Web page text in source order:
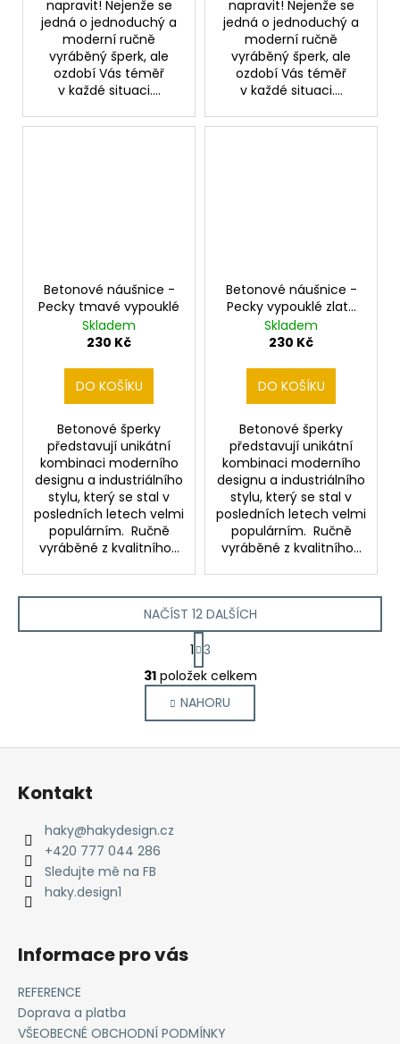
napravit! Nejenže se
jedná o jednoduchý a
moderní ručně
vyráběný šperk, ale
ozdobí Vás téměř
v každé situaci....
napravit! Nejenže se
jedná o jednoduchý a
moderní ručně
vyráběný šperk, ale
ozdobí Vás téměř
v každé situaci....
Betonové náušnice -
Pecky tmavé vypouklé
Skladem
230 Kč
DO KOŠÍKU
Betonové šperky
představují unikátní
kombinaci moderního
designu a industriálního
stylu, který se stal v
posledních letech velmi
populárním. Ručně
vyráběné z kvalitního...
Betonové náušnice -
Pecky vypouklé zlatě
zdobené
Skladem
230 Kč
DO KOŠÍKU
Betonové šperky
představují unikátní
kombinaci moderního
designu a industriálního
stylu, který se stal v
posledních letech velmi
populárním. Ručně
vyráběné z kvalitního...
O
v
l
á
d
u
NAČÍST 12 DALŠÍCH
S
t
r
á
n
k
o
1 3
31položek celkem
NAHORU
Kontakt
haky@hakydesign.cz
+420 777 044 286
Sledujte mě na FB
haky.design1
Informace pro vás
REFERENCE
Doprava a platba
VŠEOBECNÉ OBCHODNÍ PODMÍNKY